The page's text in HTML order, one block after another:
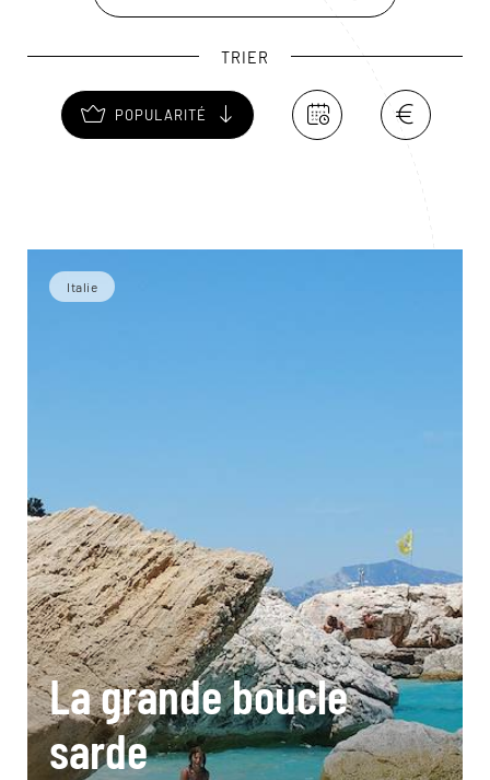
Supramonte.
TRIER
POPULARITÉ
Italie
La grande boucle
sarde